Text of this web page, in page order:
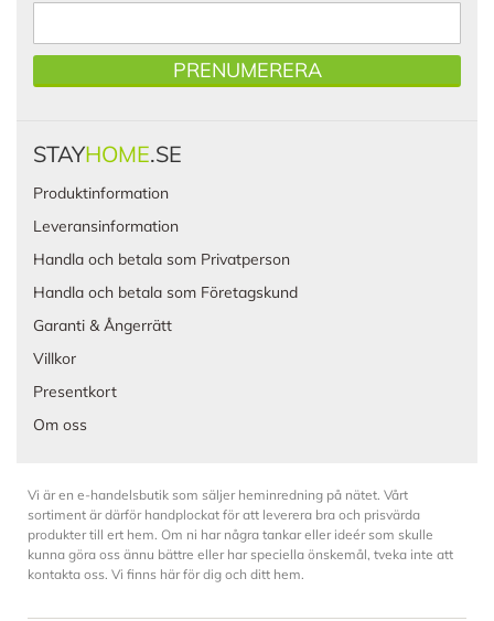
PRENUMERERA
STAYHOME.SE
Produktinformation
Leveransinformation
Handla och betala som Privatperson
Handla och betala som Företagskund
Garanti & Ångerrätt
Villkor
Presentkort
Om oss
Vi är en e-handelsbutik som säljer heminredning på nätet. Vårt
sortiment är därför handplockat för att leverera bra och prisvärda
produkter till ert hem. Om ni har några tankar eller ideér som skulle
kunna göra oss ännu bättre eller har speciella önskemål, tveka inte att
kontakta oss. Vi finns här för dig och ditt hem.